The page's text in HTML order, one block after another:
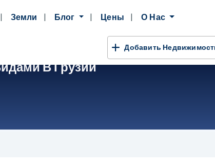
Земли Блог Цены О Нас
Добавить
В Грузии